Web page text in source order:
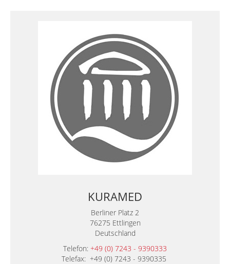
KURAMED
Berliner Platz 2
76275 Ettlingen
Deutschland
Telefon: +49 (0) 7243 - 9390333
Telefax: +49 (0) 7243 - 9390335